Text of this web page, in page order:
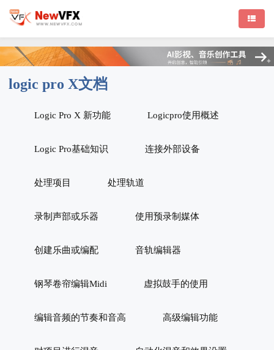
logic pro X文档
Logic Pro X 新功能 Logicpro使用概述
Logic Pro基础知识 连接外部设备
处理项目 处理轨道
录制声部或乐器 使用预录制媒体
创建乐曲或编配 音轨编辑器
钢琴卷帘编辑Midi 虚拟鼓手的使用
编辑音频的节奏和音高 高级编辑功能